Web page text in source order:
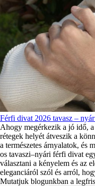
Férfi divat 2026 tavasz –
Ahogy megérkezik a jó idő,
rétegek helyét átveszik a
a természetes árnyalatok, és
os tavaszi–nyári férfi divat
választani a kényelem és az
eleganciáról szól és arról,
Mutatjuk blogunkban a